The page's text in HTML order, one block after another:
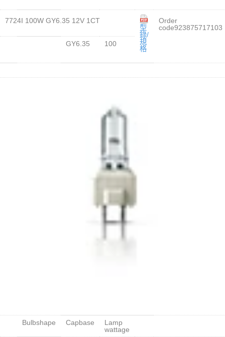
7724I 100W GY6.35 12V 1CT
型
錄/
規
格
Order
code923875717103
GY6.35
100
Bulbshape Capbase
Lamp
wattage